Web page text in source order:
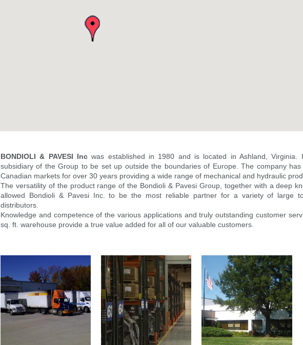
BONDIOLI & PAVESI Incwas established in 1980 and is located in Ashland, Virginia.
subsidiary of the Group to be set up outside the boundaries of Europe. The company
Canadian markets for over 30 years providing a wide range of mechanical and hydraulic
The versatility of the product range of the Bondioli & Pavesi Group, together with a deep
allowed Bondioli & Pavesi Inc. to be the most reliable partner for a variety of large
distributors.
Knowledge and competence of the various applications and truly outstanding customer
sq. ft. warehouse provide a true value added for all of our valuable customers.